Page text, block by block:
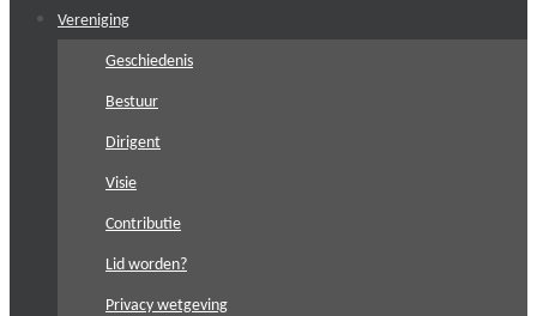
Vereniging
Geschiedenis
Bestuur
Dirigent
Visie
Contributie
Lid worden?
Privacy wetgeving